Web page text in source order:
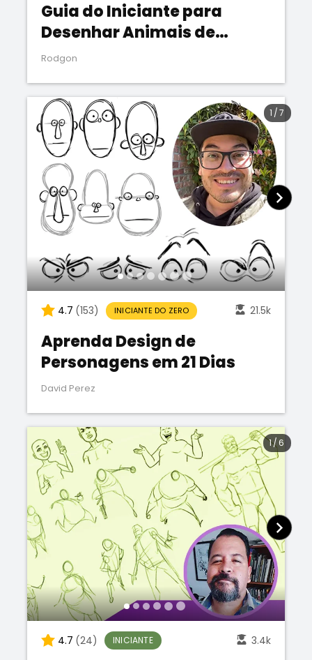
Guia do Iniciante para
Desenhar Animais de
Estimação
Rodgon
4.7 (153) INICIANTE DO ZERO 21.5k
Aprenda Design de
Personagens em 21 Dias
David Perez
1 /7
4.7 (24) INICIANTE 3.4k
1/6